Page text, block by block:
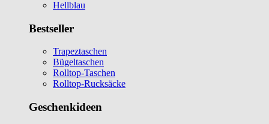
Hellblau
Bestseller
Trapeztaschen
Bügeltaschen
Rolltop-Taschen
Rolltop-Rucksäcke
Geschenkideen